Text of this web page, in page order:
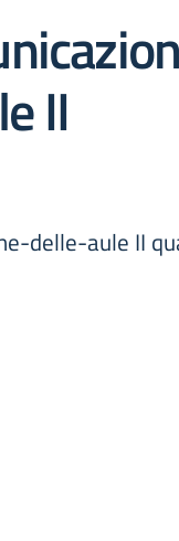
II
delle-aule II